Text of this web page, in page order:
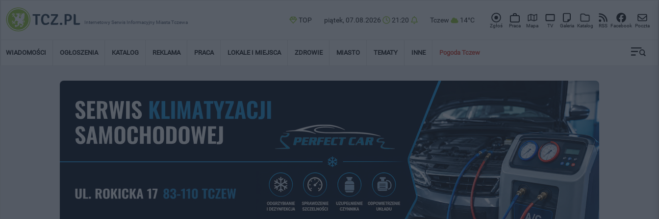
Internetowy Serwis Informacyjny Miasta Tczewa TOP piątek, 07.08.2026 21:20 Tczew 14°C
Zgłoś Praca Mapa TV Galeria Katalog RSS Facebook Poczta
WIADOMOŚCI OGŁOSZENIA KATALOG REKLAMA PRACA LOKALE I MIEJSCA ZDROWIE MIASTO TEMATY INNE Pogoda Tczew